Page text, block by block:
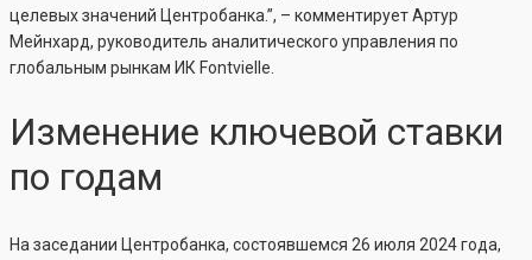
целевых значений Центробанка.”, – комментирует Артур
Мейнхард, руководитель аналитического управления по
глобальным рынкам ИК Fontvielle.
Изменение ключевой ставки
по годам
На заседании Центробанка, состоявшемся 26 июля 2024 года,